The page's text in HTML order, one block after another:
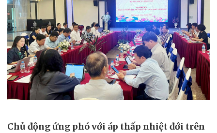
Chủ động ứng phó với áp thấp nhiệt đới trên